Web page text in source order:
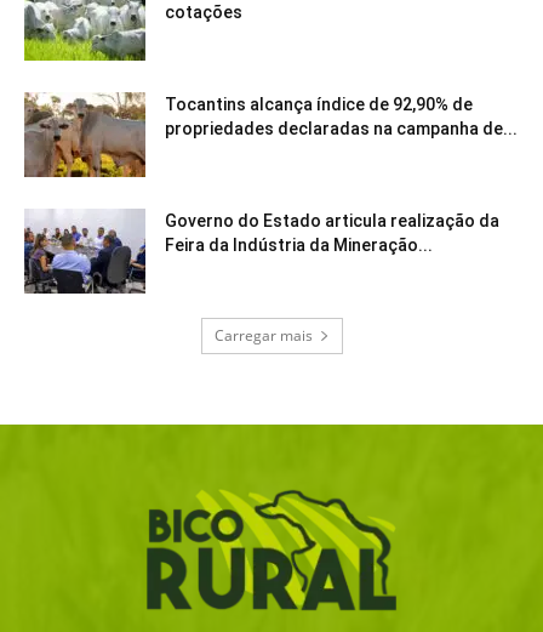
cotações
Tocantins alcança índice de 92,90% de
propriedades declaradas na campanha de...
Governo do Estado articula realização da
Feira da Indústria da Mineração...
Carregar mais